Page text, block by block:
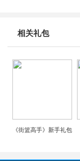
相关礼包
《街篮高手》新手礼包